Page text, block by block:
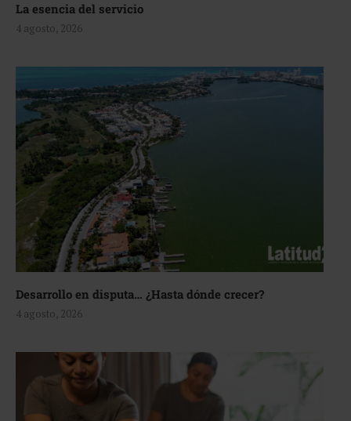
La esencia del servicio
4 agosto, 2026
Desarrollo en disputa… ¿Hasta dónde crecer?
4 agosto, 2026